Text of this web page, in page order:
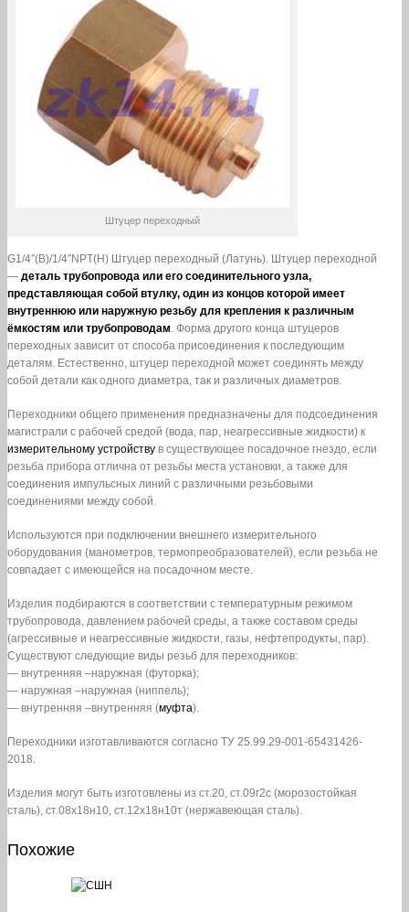
Штуцер переходный
G1/4″(В)/1/4″NPT(Н) Штуцер переходный (Латунь). Штуцер переходной
— деталь трубопровода или его соединительного узла,
представляющая собой втулку, один из концов которой имеет
внутреннюю или наружную резьбу для крепления к различным
ёмкостям или трубопроводам. Форма другого конца штуцеров
переходных зависит от способа присоединения к последующим
деталям. Естественно, штуцер переходной может соединять между
собой детали как одного диаметра, так и различных диаметров.
Переходники общего применения предназначены для подсоединения
магистрали с рабочей средой (вода, пар, неагрессивные жидкости) к
измерительному устройству в существующее посадочное гнездо, если
резьба прибора отлична от резьбы места установки, а также для
соединения импульсных линий с различными резьбовыми
соединениями между собой.
Используются при подключении внешнего измерительного
оборудования (манометров, термопреобразователей), если резьба не
совпадает с имеющейся на посадочном месте.
Изделия подбираются в соответствии с температурным режимом
трубопровода, давлением рабочей среды, а также составом среды
(агрессивные и неагрессивные жидкости, газы, нефтепродукты, пар).
Существуют следующие виды резьб для переходников:
— внутренняя –наружная (футорка);
— наружная –наружная (ниппель);
— внутренняя –внутренняя (муфта).
Переходники изготавливаются согласно ТУ 25.99.29-001-65431426-
2018.
Изделия могут быть изготовлены из ст.20, ст.09г2с (морозостойкая
сталь), ст.08х18н10, ст.12х18н10т (нержавеющая сталь).
Похожие